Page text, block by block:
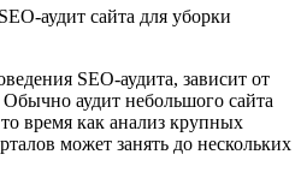
аудит сайта для уборки
SEO-аудита, зависит от
аудит небольшого сайта
время как анализ крупных
может занять до нескольких